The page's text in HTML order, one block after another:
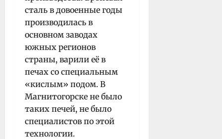
сталь в довоенные годы
производилась в
основном заводах
южных регионов
страны, варили её в
печах со специальным
«кислым» подом. В
Магнитогорске не было
таких печей, не было
специалистов по этой
технологии.